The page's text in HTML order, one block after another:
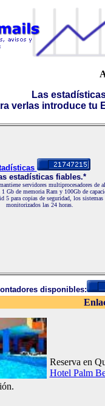
Las
verlas introduce tu
estadísticas fiables.*
servidores multiprocesadores de
1 Gb de memoria Ram y 100Gb de
5 para copias de seguridad, los sistemas
monitorizados las 24 horas.
disponibles:
Reserva en
Hotel Palm